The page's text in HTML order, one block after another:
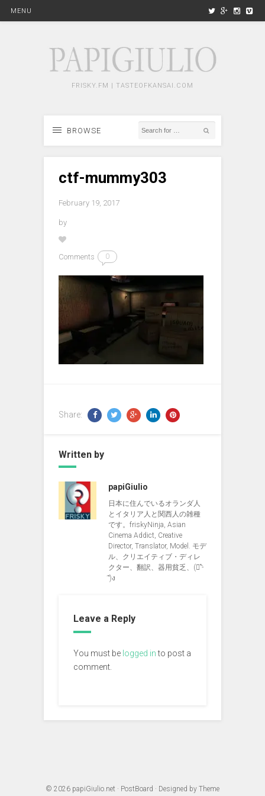
MENU
FRISKY.FM | TASTEOFKANSAI.COM
BROWSE
ctf-mummy303
February 19, 2017
by
Comments 0
Share:
Written by
papiGiulio
日本に住んでいるオランダ人
とイタリア人と関西人の雑種
です。friskyNinja, Asian
Cinema Addict, Creative
Director, Translator, Model. モデ
ル、クリエイティブ・ディレ
クター、翻訳、器用貧乏、(ง︡'-
'︠)ง
Leave a Reply
You must be logged into post a
comment.
© 2026 papiGiulio.net · PostBoard · Designed by Theme